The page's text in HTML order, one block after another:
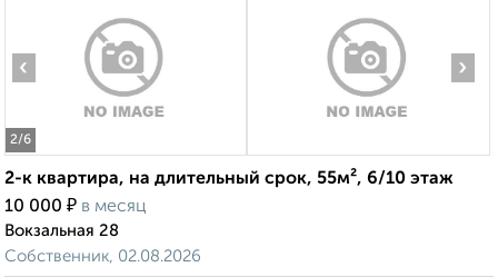
2/6
‹ ›
2-к квартира, на длительный срок, 55м², 6/10 этаж
10 000 ₽ в месяц
Вокзальная 28
Собственник, 02.08.2026